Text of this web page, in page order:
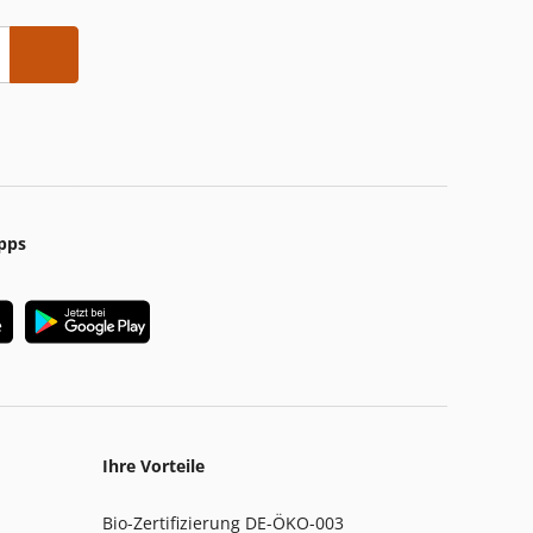
Ihre Vorteile
Bio-Zertifizierung DE-ÖKO-003